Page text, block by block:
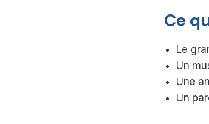
Ce
Le
Un
Une
Un